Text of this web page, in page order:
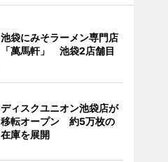
池袋にみそラーメン専門店
「萬馬軒」 池袋2店舗目
ディスクユニオン池袋店が
移転オープン 約5万枚の
在庫を展開